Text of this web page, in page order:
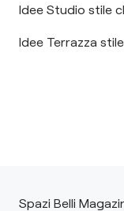
Idee Studio stile
Idee Terrazza
Spazi Belli